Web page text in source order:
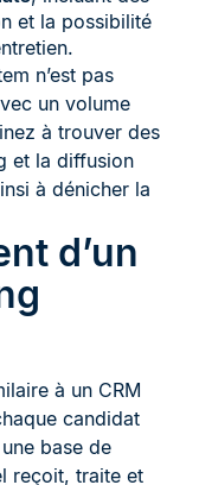
et la possibilité
n’est pas
un volume
à trouver des
et la diffusion
à dénicher la
d’un
à un CRM
candidat
base de
reçoit, traite et